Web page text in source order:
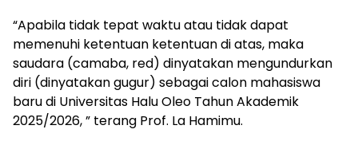
“Apabila tidak tepat waktu atau tidak dapat
memenuhi ketentuan ketentuan di atas, maka
saudara (camaba, red) dinyatakan mengundurkan
diri (dinyatakan gugur) sebagai calon mahasiswa
baru di Universitas Halu Oleo Tahun Akademik
2025/2026, ” terang Prof. La Hamimu.